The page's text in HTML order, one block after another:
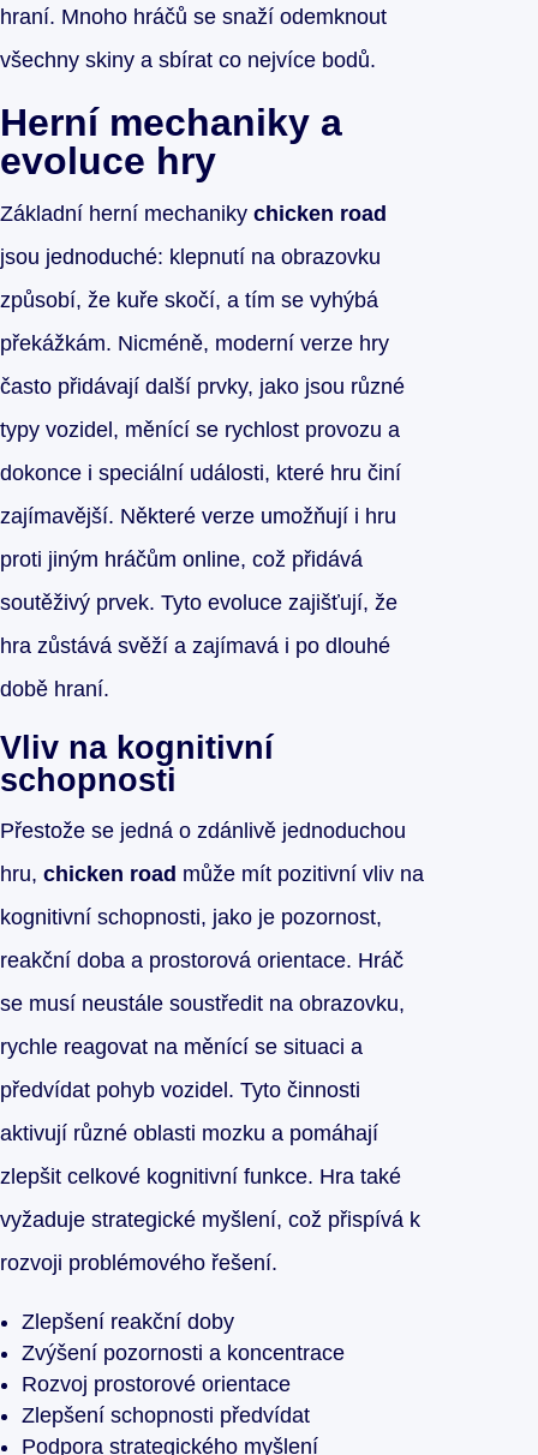
hraní. Mnoho hráčů se snaží odemknout
všechny skiny a sbírat co nejvíce bodů.
Herní mechaniky a
evoluce hry
Základní herní mechaniky chicken road
jsou jednoduché: klepnutí na obrazovku
způsobí, že kuře skočí, a tím se vyhýbá
překážkám. Nicméně, moderní verze hry
často přidávají další prvky, jako jsou různé
typy vozidel, měnící se rychlost provozu a
dokonce i speciální události, které hru činí
zajímavější. Některé verze umožňují i hru
proti jiným hráčům online, což přidává
soutěživý prvek. Tyto evoluce zajišťují, že
hra zůstává svěží a zajímavá i po dlouhé
době hraní.
Vliv na kognitivní
schopnosti
Přestože se jedná o zdánlivě jednoduchou
hru, chicken road může mít pozitivní vliv na
kognitivní schopnosti, jako je pozornost,
reakční doba a prostorová orientace. Hráč
se musí neustále soustředit na obrazovku,
rychle reagovat na měnící se situaci a
předvídat pohyb vozidel. Tyto činnosti
aktivují různé oblasti mozku a pomáhají
zlepšit celkové kognitivní funkce. Hra také
vyžaduje strategické myšlení, což přispívá k
rozvoji problémového řešení.
Zlepšení reakční doby
Zvýšení pozornosti a koncentrace
Rozvoj prostorové orientace
Zlepšení schopnosti předvídat
Podpora strategického myšlení